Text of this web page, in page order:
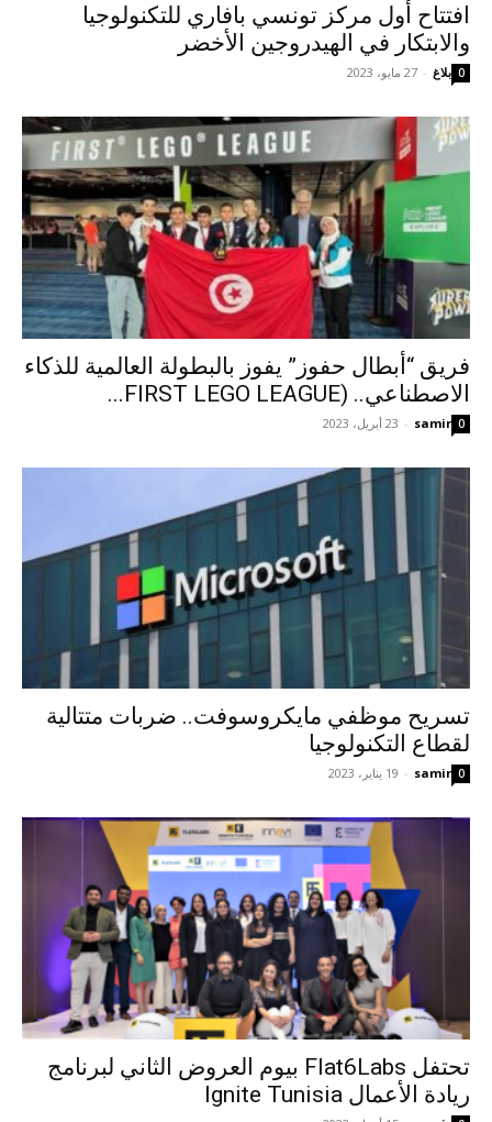
افتتاح أول مركز تونسي بافاري للتكنولوجيا
والابتكار في الهيدروجين الأخضر
بلاغ - 27 مايو، 2023 0
فريق “أبطال حفوز” يفوز بالبطولة العالمية للذكاء
الاصطناعي.. (FIRST LEGO LEAGUE...
samir
- 23 أبريل، 2023 0
تسريح موظفي مايكروسوفت.. ضربات متتالية
لقطاع التكنولوجيا
samir
- 19 يناير، 2023 0
تحتفل Flat6Labs بيوم العروض الثاني لبرنامج
ريادة الأعمال Ignite Tunisia